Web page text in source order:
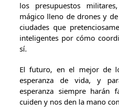
los presupuestos
mágico lleno de drones y
ciudades que
inteligentes por cómo
sí.
El futuro, en el mejor de
esperanza de vida, y
esperanza siempre harán
cuiden y nos den la mano